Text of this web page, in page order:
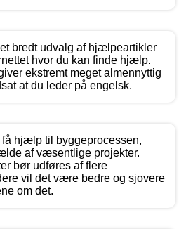
bredt udvalg af hjælpeartikler
hvor du kan finde hjælp.
ekstremt meget almennyttig
at du leder på engelsk.
få hjælp til byggeprocessen,
af væsentlige projekter.
bør udføres af flere
vil det være bedre og sjovere
om det.